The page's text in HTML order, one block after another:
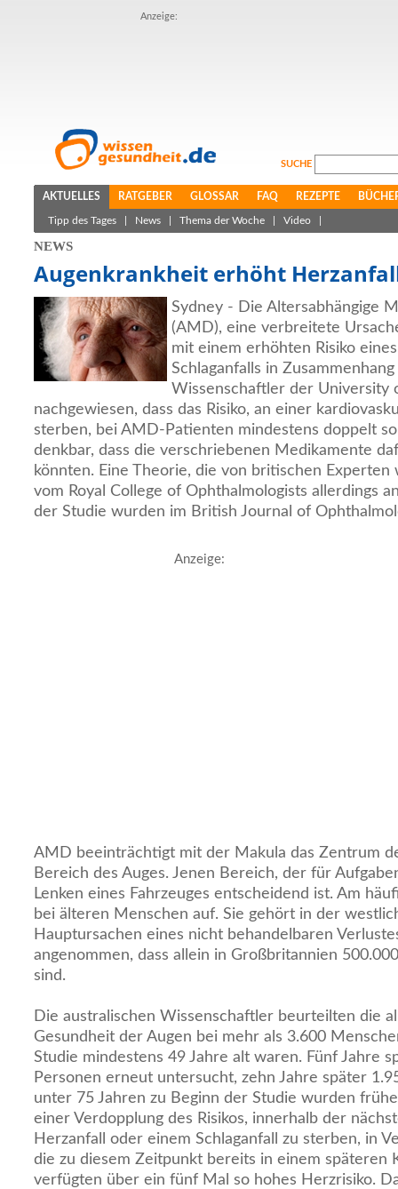
Anzeige:
SUCHE
AKTUELLES RATGEBER GLOSSAR FAQ REZEPTE
Tipp des Tages News Thema der Woche Video
NEWS
Augenkrankheit erhöht
Sydney - Die Altersabhängige
(AMD), eine verbreitete
mit einem erhöhten Risiko
Schlaganfalls in
Wissenschaftler der University
nachgewiesen, dass das Risiko, an einer
sterben, bei AMD-Patienten mindestens doppelt
denkbar, dass die verschriebenen Medikamente
könnten. Eine Theorie, die von britischen
vom Royal College of Ophthalmologists allerdings
der Studie wurden im British Journal of
Anzeige:
AMD beeinträchtigt mit der Makula das Zentrum
Bereich des Auges. Jenen Bereich, der für
Lenken eines Fahrzeuges entscheidend ist. Am
bei älteren Menschen auf. Sie gehört in der
Hauptursachen eines nicht behandelbaren
angenommen, dass allein in Großbritannien
sind.
Die australischen Wissenschaftler beurteilten die
Gesundheit der Augen bei mehr als 3.600
Studie mindestens 49 Jahre alt waren. Fünf Jahre
Personen erneut untersucht, zehn Jahre später
unter 75 Jahren zu Beginn der Studie wurden
einer Verdopplung des Risikos, innerhalb der
Herzanfall oder einem Schlaganfall zu sterben, in
die zu diesem Zeitpunkt bereits in einem späteren
verfügten über ein fünf Mal so hohes Herzrisiko.